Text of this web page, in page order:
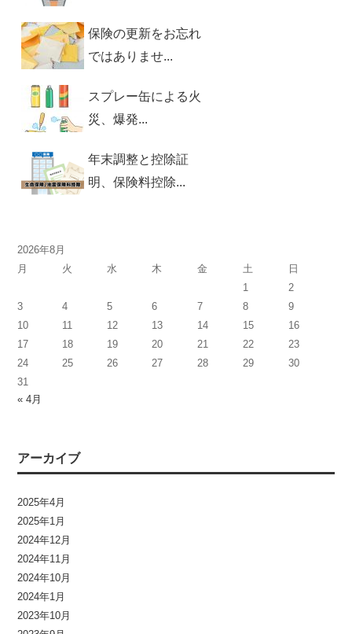
保険の更新をお忘れ
ではありませ...
スプレー缶による火
災、爆発...
年末調整と控除証
明、保険料控除...
2026年8月
月
火 水 木 金 土
日
1
2
3
4 5 6 7 8
9
10
11 12 13 14 15
16
17
18 19 20 21 22
23
24
25 26 27 28 29
30
31
« 4月
アーカイブ
2025年4月
2025年1月
2024年12月
2024年11月
2024年10月
2024年1月
2023年10月